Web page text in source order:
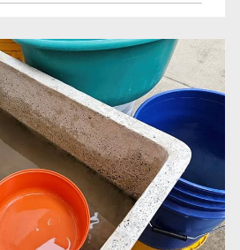
Salud en Jalisco para emitir
calidad del agua